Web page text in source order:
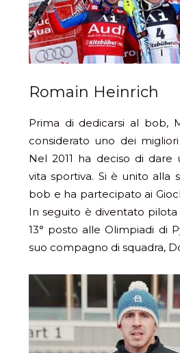
Romain Heinrich
Prima di dedicarsi al bob,
considerato uno dei
Nel 2011 ha deciso di dare
vita sportiva. Si è unito alla
bob e ha partecipato ai
In seguito è diventato
13° posto alle Olimpiadi di
suo compagno di squadra,